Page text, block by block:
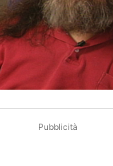
Pubblicità